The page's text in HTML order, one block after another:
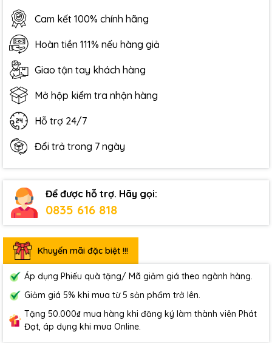
Cam kết 100% chính hãng
Hoàn tiền 111% nếu hàng giả
Giao tận tay khách hàng
Mở hộp kiểm tra nhận hàng
Hỗ trợ 24/7
Đổi trả trong 7 ngày
Để được hỗ trợ. Hãy gọi:
0835 616 818
Khuyến mãi đặc biệt !!!
Áp dụng Phiếu quà tặng/ Mã giảm giá theo ngành hàng.
Giảm giá 5% khi mua từ 5 sản phẩm trở lên.
Tặng 50.000₫ mua hàng khi đăng ký làm thành viên Phát
Đạt, áp dụng khi mua Online.